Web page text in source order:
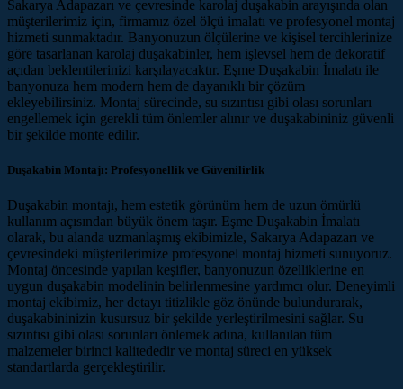
Sakarya Adapazarı ve çevresinde karolaj duşakabin arayışında olan
müşterilerimiz için, firmamız özel ölçü imalatı ve profesyonel montaj
hizmeti sunmaktadır. Banyonuzun ölçülerine ve kişisel tercihlerinize
göre tasarlanan karolaj duşakabinler, hem işlevsel hem de dekoratif
açıdan beklentilerinizi karşılayacaktır. Eşme Duşakabin İmalatı ile
banyonuza hem modern hem de dayanıklı bir çözüm
ekleyebilirsiniz. Montaj sürecinde, su sızıntısı gibi olası sorunları
engellemek için gerekli tüm önlemler alınır ve duşakabininiz güvenli
bir şekilde monte edilir.
Duşakabin Montajı: Profesyonellik ve Güvenilirlik
Duşakabin montajı, hem estetik görünüm hem de uzun ömürlü
kullanım açısından büyük önem taşır. Eşme Duşakabin İmalatı
olarak, bu alanda uzmanlaşmış ekibimizle, Sakarya Adapazarı ve
çevresindeki müşterilerimize profesyonel montaj hizmeti sunuyoruz.
Montaj öncesinde yapılan keşifler, banyonuzun özelliklerine en
uygun duşakabin modelinin belirlenmesine yardımcı olur. Deneyimli
montaj ekibimiz, her detayı titizlikle göz önünde bulundurarak,
duşakabininizin kusursuz bir şekilde yerleştirilmesini sağlar. Su
sızıntısı gibi olası sorunları önlemek adına, kullanılan tüm
malzemeler birinci kalitededir ve montaj süreci en yüksek
standartlarda gerçekleştirilir.